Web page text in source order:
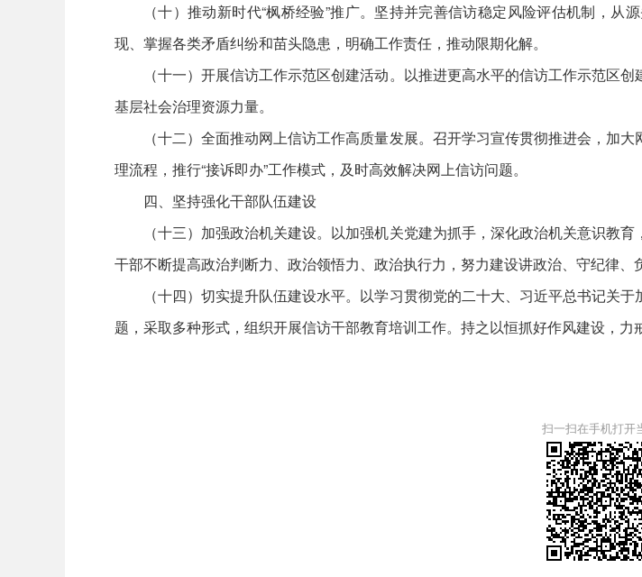
（十）推动新时代“枫桥经验”推广。坚持并完善信访稳定风险评估机制，
现、掌握各类矛盾纠纷和苗头隐患，明确工作责任，推动限期化解。
（十一）开展信访工作示范区创建活动。以推进更高水平的信访工作示范区
基层社会治理资源力量。
（十二）全面推动网上信访工作高质量发展。召开学习宣传贯彻推进会，加
理流程，推行“接诉即办”工作模式，及时高效解决网上信访问题。
四、坚持强化干部队伍建设
（十三）加强政治机关建设。以加强机关党建为抓手，深化政治机关意识教
干部不断提高政治判断力、政治领悟力、政治执行力，努力建设讲政治、守纪律、
（十四）切实提升队伍建设水平。以学习贯彻党的二十大、习近平总书记关
题，采取多种形式，组织开展信访干部教育培训工作。持之以恒抓好作风建设，
扫一扫在手机打开